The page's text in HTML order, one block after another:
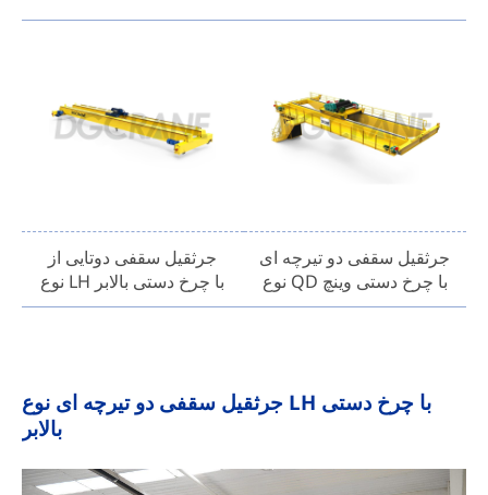
جرثقیل سقفی دوتایی از
نوع LH با چرخ دستی بالابر
جرثقیل سقفی دو تیرچه ای
نوع QD با چرخ دستی وینچ
جرثقیل سقفی دو تیرچه ای نوع LH با چرخ دستی
بالابر